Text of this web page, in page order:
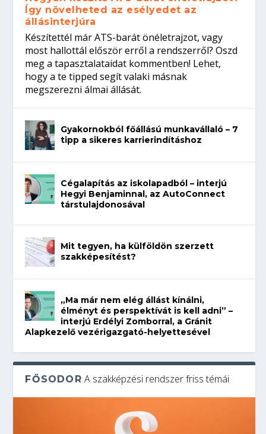
Így növelheted az esélyedet az
állásinterjúra
Készítettél már ATS-barát önéletrajzot, vagy
most hallottál először erről a rendszerről? Oszd
meg a tapasztalataidat kommentben! Lehet,
hogy a te tipped segít valaki másnak
megszerezni álmai állását.
Gyakornokból főállású munkavállaló – 7
tipp a sikeres karrierindításhoz
Cégalapítás az iskolapadból – interjú
Hegyi Benjaminnal, az AutoConnect
társtulajdonosával
Mit tegyen, ha külföldön szerzett
szakképesítést?
„Ma már nem elég állást kínálni,
élményt és perspektívát is kell adni” –
interjú Erdélyi Zomborral, a Gránit
Alapkezelő vezérigazgató-helyettesével
FŐSODOR A szakképzési rendszer friss témái